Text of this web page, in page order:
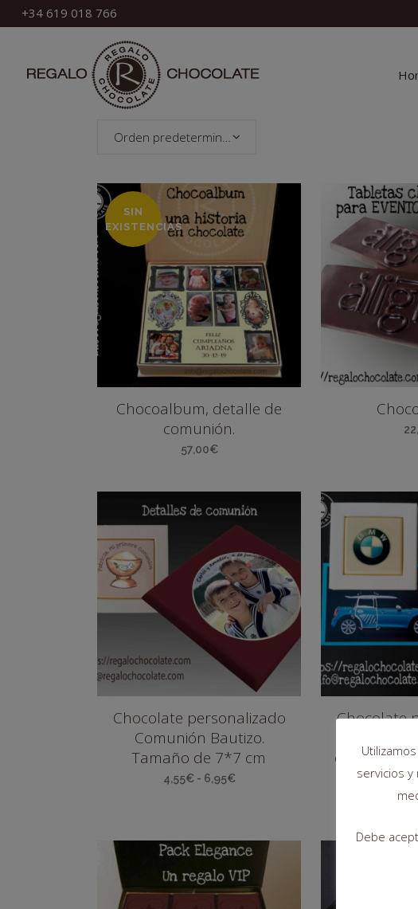
+34 619 018 766
Orden predeterminado
SIN
EXISTENCIAS
Chocoalbum, detalle de
comunión.
57,00€
Chocolate personalizado
Comunión Bautizo.
Tamaño de 7*7 cm
4,55€ - 6,95€Rango
desde
4,55€
hasta
6,95€
Chocolate
empresa.
4,55€
servicios
Debe